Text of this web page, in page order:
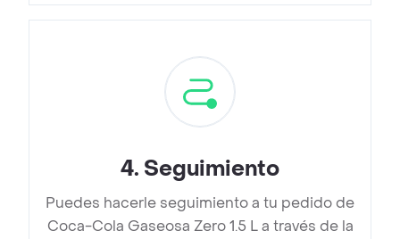
4. Seguimiento
Puedes hacerle seguimiento a tu pedido de
Coca-Cola Gaseosa Zero 1.5 L a través de la